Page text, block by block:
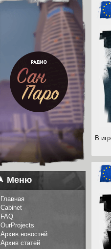
Меню
Главная
Cabinet
FAQ
OurProjects
Архив новостей
Архив статей
В